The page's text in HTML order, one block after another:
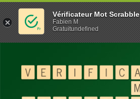
Vérificateur Mot Scrabble
Fabien M
Gratuitundefined